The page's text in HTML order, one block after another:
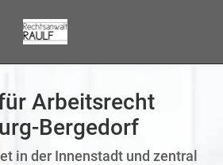
Arbeitsrecht
Bergedorf
in der Innenstadt und zentral